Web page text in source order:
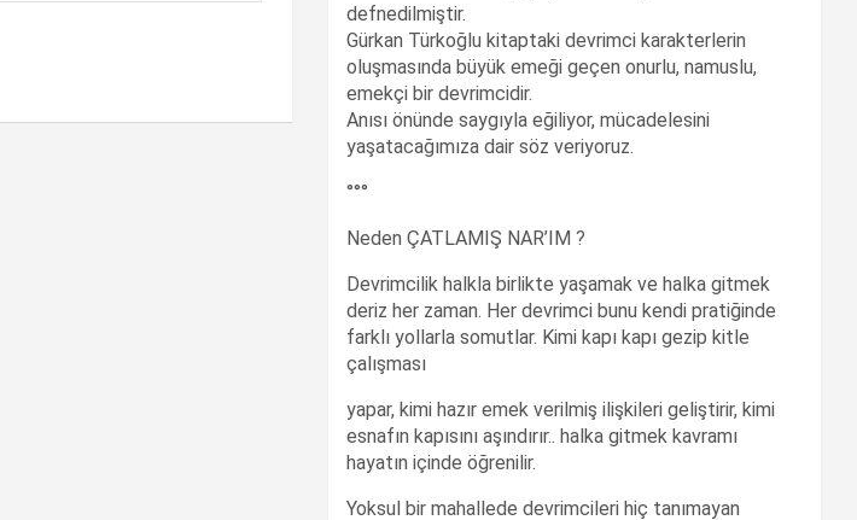
defnedilmiştir.
Gürkan Türkoğlu kitaptaki devrimci karakterlerin
oluşmasında büyük emeği geçen onurlu, namuslu,
emekçi bir devrimcidir.
Anısı önünde saygıyla eğiliyor, mücadelesini
yaşatacağımıza dair söz veriyoruz.
°°°
Neden ÇATLAMIŞ NAR’IM ?
Devrimcilik halkla birlikte yaşamak ve halka gitmek
deriz her zaman. Her devrimci bunu kendi pratiğinde
farklı yollarla somutlar. Kimi kapı kapı gezip kitle
çalışması
yapar, kimi hazır emek verilmiş ilişkileri geliştirir, kimi
esnafın kapısını aşındırır.. halka gitmek kavramı
hayatın içinde öğrenilir.
Yoksul bir mahallede devrimcileri hiç tanımayan